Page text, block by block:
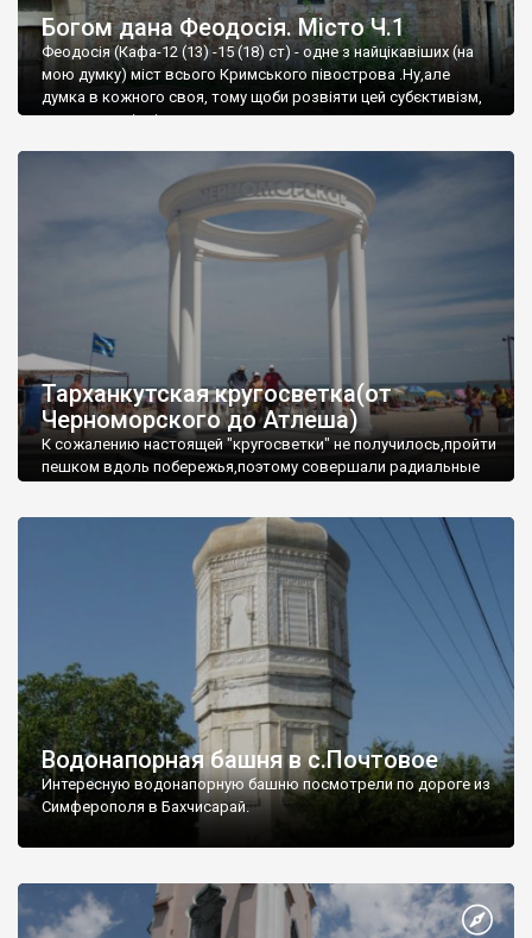
Богом дана Феодосія. Місто Ч.1
Феодосія (Кафа-12 (13) -15 (18) ст) - одне з найцікавіших (на
мою думку) міст всього Кримського півострова .Ну,але
думка в кожного своя, тому щоби розвіяти цей субєктивізм,
запрошую відвідати це
Тарханкутская кругосветка(от
Черноморского до Атлеша)
К сожалению настоящей "кругосветки" не получилось,пройти
пешком вдоль побережья,поэтому совершали радиальные
Водонапорная башня в с.Почтовое
Интересную водонапорную башню посмотрели по дороге из
Симферополя в Бахчисарай.